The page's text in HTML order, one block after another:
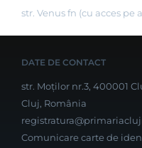
str. Venus fn (cu acces pe
DATE DE CONTACT
str. Moților nr.3, 400001
Cluj, România
Comunicare carte de